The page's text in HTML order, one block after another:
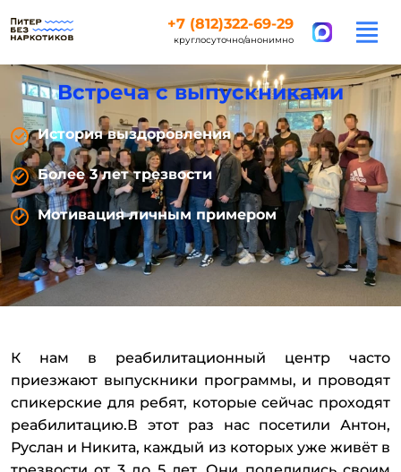
+7 (812)322-69-29
круглосуточно/анонимно
Встреча с выпускниками
История выздоровления
Более 3 лет трезвости
Мотивация личным примером
К нам в реабилитационный центр часто
приезжают выпускники программы, и проводят
спикерские для ребят, которые сейчас проходят
реабилитацию.В этот раз нас посетили Антон,
Руслан и Никита, каждый из которых уже живёт в